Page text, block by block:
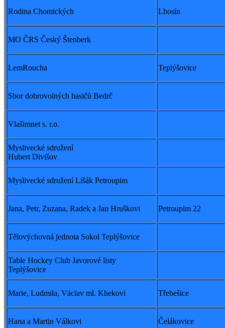
Rodina Chomických Lbosín
MO ČRS Český Štenberk
LemRoucha Teplýšovice
Sbor dobrovolných hasičů Bedrč
Vlašimnet s. r.o.
Myslivecké sdružení
Hubert Divišov
Myslivecké sdružení Lišák Petroupim
Jana, Petr, Zuzana, Radek a Jan Hruškovi Petroupim 22
Tělovýchovná jednota Sokol Teplýšovice
Table Hockey Club Javorové listy
Teplýšovice
Marie, Ludmila, Václav ml. Khekovi Třebešice
Hana a Martin Válkovi Čelákovice